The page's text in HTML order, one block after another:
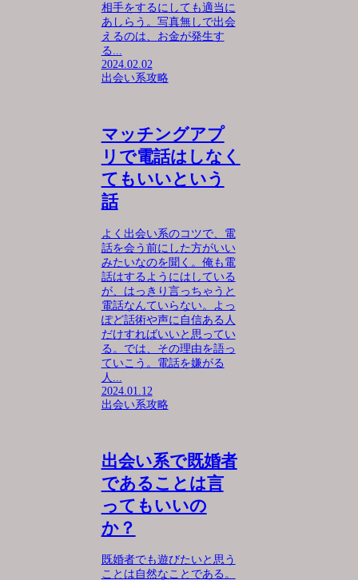
相手をするにしても適当に
あしらう。写真無しで出会
えるのは、お金が発生す
る...
2024.02.02
出会い系攻略
マッチングアプ
リで電話はしなく
てもいいという
話
よく出会い系のコツで、電
話を会う前にした方がいい
みたいなのを聞く。俺も電
話はするようにはしている
が、はっきり言っちゃうと
電話なんていらない。よっ
ぽど話術や声に自信ある人
だけすればいいと思ってい
る。では、その理由を語っ
ていこう。電話を嫌がる
人...
2024.01.12
出会い系攻略
出会い系で既婚者
であることは言
ってもいいの
か？
既婚者でも遊びたいと思う
ことは自然なことである。